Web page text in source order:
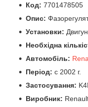
Код: 7701478505
Опис:
Установки: Двигун
Необхідна
Автомобіль:
Період: c 2002 г.
Застосування:
Виробник: